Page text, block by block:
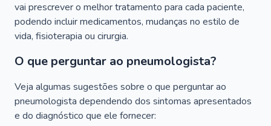
vai prescrever o melhor tratamento para cada paciente,
podendo incluir medicamentos, mudanças no estilo de
vida, fisioterapia ou cirurgia.
O que perguntar ao pneumologista?
Veja algumas sugestões sobre o que perguntar ao
pneumologista dependendo dos sintomas apresentados
e do diagnóstico que ele fornecer: